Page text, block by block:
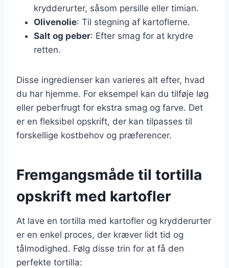
krydderurter, såsom persille eller timian.
Olivenolie: Til stegning af kartoflerne.
Salt og peber: Efter smag for at krydre
retten.
Disse ingredienser kan varieres alt efter, hvad
du har hjemme. For eksempel kan du tilføje løg
eller peberfrugt for ekstra smag og farve. Det
er en fleksibel opskrift, der kan tilpasses til
forskellige kostbehov og præferencer.
Fremgangsmåde til tortilla
opskrift med kartofler
At lave en tortilla med kartofler og krydderurter
er en enkel proces, der kræver lidt tid og
tålmodighed. Følg disse trin for at få den
perfekte tortilla: